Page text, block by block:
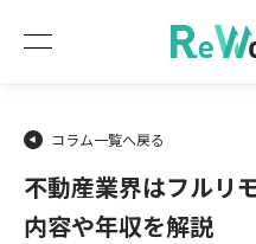
コラム一覧へ戻る
不動産業界はフルリ
内容や年収を解説